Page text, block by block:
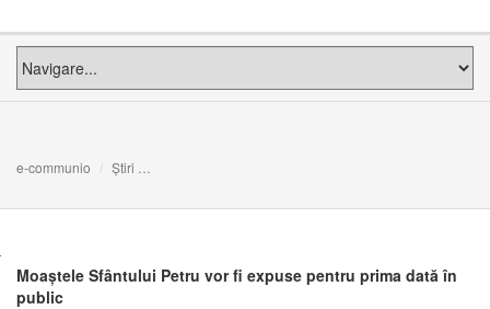
e-communio Știri
Moaștele Sfântului Petru vor fi expuse pentru prima dată în
public